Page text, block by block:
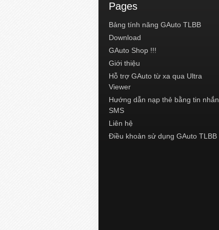
Pages
Bảng tính năng GAuto TLBB
Download
GAuto Shop !!!
Giới thiệu
Hỗ trợ GAuto từ xa qua Ultra
Viewer
Hướng dẫn nạp thẻ bằng tin nhắn
SMS
Liên hệ
Điều khoản sử dụng GAuto TLBB